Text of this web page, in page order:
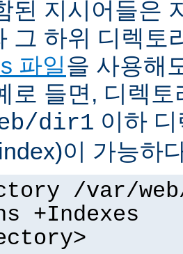
된 지시어들은
그 하위 디렉토
파일을 사용해
로 들면, 디렉
dir1 이하
이 가능하
/var/
+Indexes